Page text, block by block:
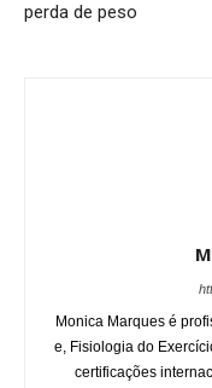
perda de peso
Monica Marques é
e, Fisiologia do
certificações